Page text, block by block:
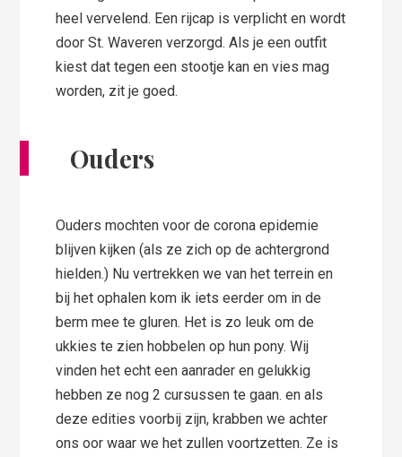
heel vervelend. Een rijcap is verplicht en wordt
door St. Waveren verzorgd. Als je een outfit
kiest dat tegen een stootje kan en vies mag
worden, zit je goed.
Ouders
Ouders mochten voor de corona epidemie
blijven kijken (als ze zich op de achtergrond
hielden.) Nu vertrekken we van het terrein en
bij het ophalen kom ik iets eerder om in de
berm mee te gluren. Het is zo leuk om de
ukkies te zien hobbelen op hun pony. Wij
vinden het echt een aanrader en gelukkig
hebben ze nog 2 cursussen te gaan. en als
deze edities voorbij zijn, krabben we achter
ons oor waar we het zullen voortzetten. Ze is